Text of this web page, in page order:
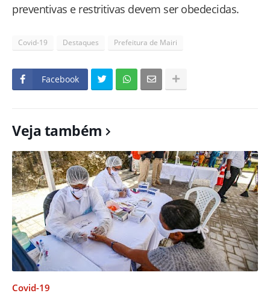
preventivas e restritivas devem ser obedecidas.
Covid-19 Destaques Prefeitura de Mairi
Facebook
Veja também
Covid-19